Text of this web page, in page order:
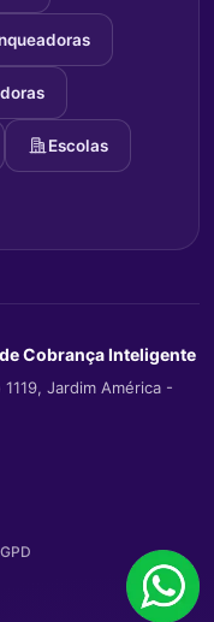
Escolas
Cobrança Inteligente
Jardim América -